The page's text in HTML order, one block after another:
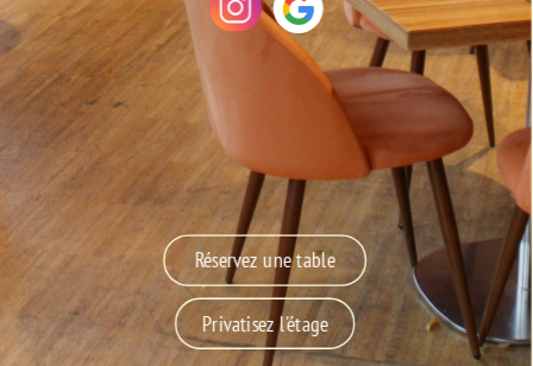
Réservez une table
Privatisez l'étage